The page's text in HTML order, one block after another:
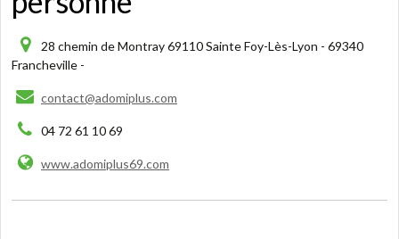
28 chemin de Montray 69110 Sainte Foy-Lès-Lyon - 69340
Francheville -
contact@adomiplus.com
04 72 61 10 69
www.adomiplus69.com